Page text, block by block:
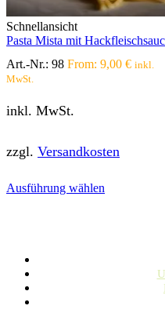
der
Produktseite
gewählt
werden
Schnellansicht
Pasta Mista mit
Art.-Nr.: 98 From: 9,00 € inkl.
MwSt.
inkl. MwSt.
zzgl. Versandkosten
Ausführung wählen